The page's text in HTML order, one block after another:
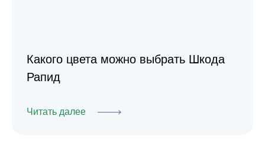
Какого цвета можно выбрать Шкода
Рапид
Читать далее